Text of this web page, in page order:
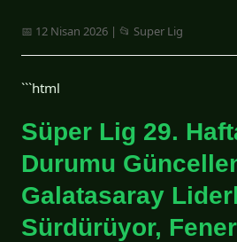
📅 12 Nisan 2026 | 📂 Super Lig
```html
Süper Lig 29.
Durumu
Galatasaray
Sürdürüyor,